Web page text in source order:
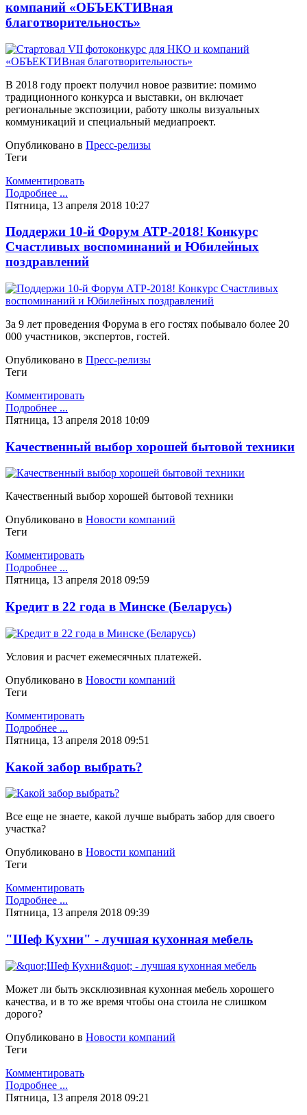
компаний «ОБЪЕКТИВная
благотворительность»
В 2018 году проект получил новое развитие: помимо
традиционного конкурса и выставки, он включает
региональные экспозиции, работу школы визуальных
коммуникаций и специальный медиапроект.
Опубликовано в Пресс-релизы
Теги
Комментировать
Подробнее ...
Пятница, 13 апреля 2018 10:27
Поддержи 10-й Форум АТР-2018! Конкурс
Счастливых воспоминаний и Юбилейных
поздравлений
За 9 лет проведения Форума в его гостях побывало более 20
000 участников, экспертов, гостей.
Опубликовано в Пресс-релизы
Теги
Комментировать
Подробнее ...
Пятница, 13 апреля 2018 10:09
Качественный выбор хорошей бытовой техники
Качественный выбор хорошей бытовой техники
Опубликовано в Новости компаний
Теги
Комментировать
Подробнее ...
Пятница, 13 апреля 2018 09:59
Кредит в 22 года в Минске (Беларусь)
Условия и расчет ежемесячных платежей.
Опубликовано в Новости компаний
Теги
Комментировать
Подробнее ...
Пятница, 13 апреля 2018 09:51
Какой забор выбрать?
Все еще не знаете, какой лучше выбрать забор для своего
участка?
Опубликовано в Новости компаний
Теги
Комментировать
Подробнее ...
Пятница, 13 апреля 2018 09:39
"Шеф Кухни" - лучшая кухонная мебель
Может ли быть эксклюзивная кухонная мебель хорошего
качества, и в то же время чтобы она стоила не слишком
дорого?
Опубликовано в Новости компаний
Теги
Комментировать
Подробнее ...
Пятница, 13 апреля 2018 09:21